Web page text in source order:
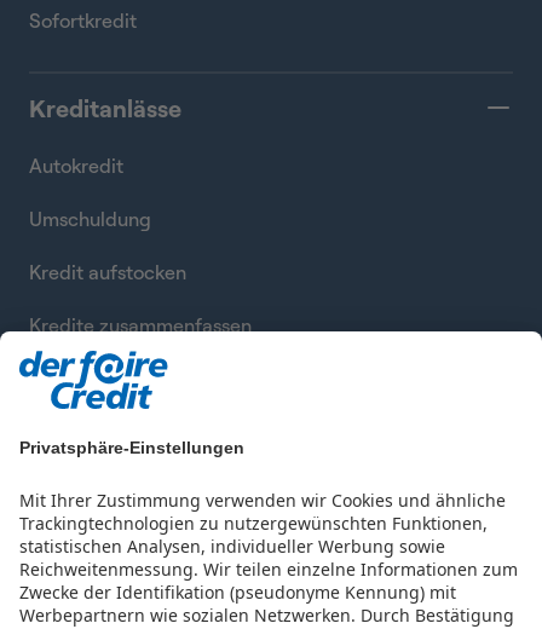
Privatsphäre-Einstellungen
Mit Ihrer Zustimmung verwenden wir Cookies und ähnliche
Trackingtechnologien zu nutzergewünschten Funktionen,
statistischen Analysen, individueller Werbung sowie
Reichweitenmessung. Wir teilen einzelne Informationen zum
Zwecke der Identifikation (pseudonyme Kennung) mit
Werbepartnern wie sozialen Netzwerken. Durch Bestätigung
Sofortkredit
Kreditanlässe
Autokredit
Umschuldung
Kredit aufstocken
Kredite zusammenfassen